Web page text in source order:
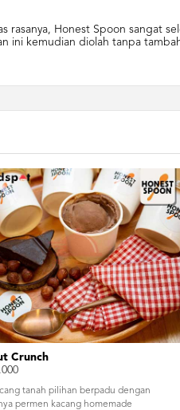
Honest Spoon sangat
ini kemudian diolah tanpa
Crunch
tanah pilihan berpadu dengan
permen kacang homemade